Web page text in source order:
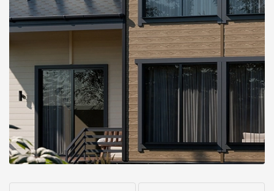
Качество фасадов
Награды
Предложения по сотрудничеству
Вакансии
B2B
Отзывы